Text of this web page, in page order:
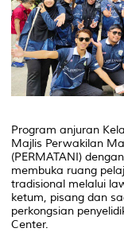
Program anjuran
Majlis Perwakilan
(PERMATANI)
membuka ruang
tradisional melalui
ketum, pisang dan
perkongsian
Center.